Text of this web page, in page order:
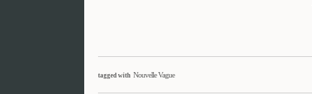
tagged with Nouvelle Vague